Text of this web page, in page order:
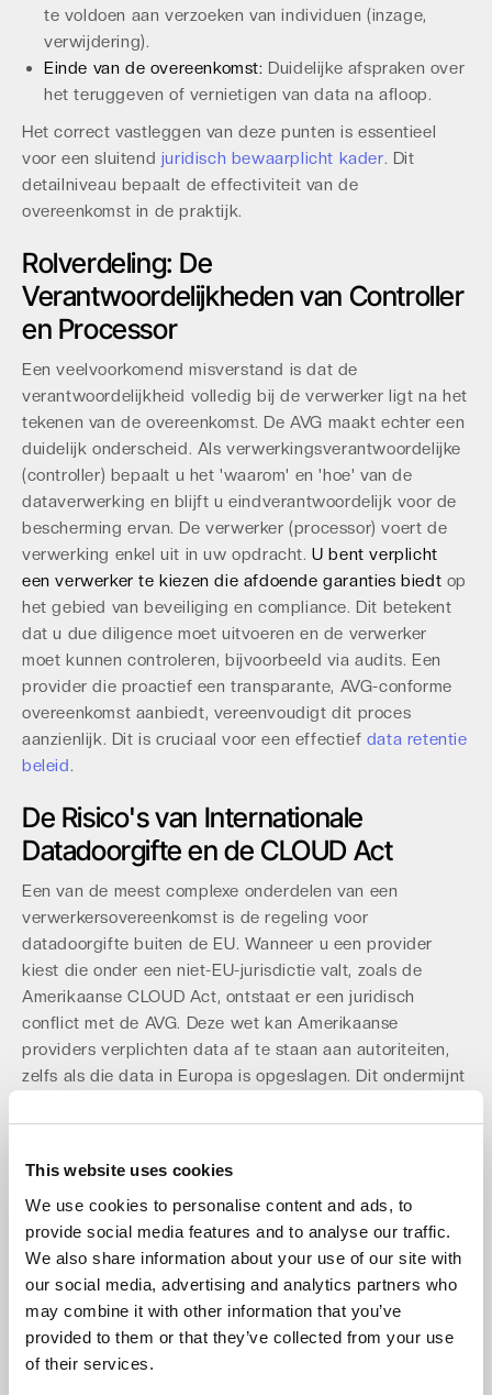
This website uses cookies
We use cookies to personalise content and ads, to
provide social media features and to analyse our traffic.
We also share information about your use of our site with
our social media, advertising and analytics partners who
may combine it with other information that you’ve
provided to them or that they’ve collected from your use
of their services.
te voldoen aan verzoeken van individuen (inzage,
verwijdering).
Einde van de overeenkomst: Duidelijke afspraken over
het teruggeven of vernietigen van data na afloop.
Het correct vastleggen van deze punten is essentieel
voor een sluitend juridisch bewaarplicht kader. Dit
detailniveau bepaalt de effectiviteit van de
overeenkomst in de praktijk.
Rolverdeling: De
Verantwoordelijkheden van Controller
en Processor
Een veelvoorkomend misverstand is dat de
verantwoordelijkheid volledig bij de verwerker ligt na het
tekenen van de overeenkomst. De AVG maakt echter een
duidelijk onderscheid. Als verwerkingsverantwoordelijke
(controller) bepaalt u het 'waarom' en 'hoe' van de
dataverwerking en blijft u eindverantwoordelijk voor de
bescherming ervan. De verwerker (processor) voert de
verwerking enkel uit in uw opdracht.U bent verplicht
een verwerker te kiezen die afdoende garanties biedt op
het gebied van beveiliging en compliance. Dit betekent
dat u due diligence moet uitvoeren en de verwerker
moet kunnen controleren, bijvoorbeeld via audits. Een
provider die proactief een transparante, AVG-conforme
overeenkomst aanbiedt, vereenvoudigt dit proces
aanzienlijk. Dit is cruciaal voor een effectief data retentie
beleid.
De Risico's van Internationale
Datadoorgifte en de CLOUD Act
Een van de meest complexe onderdelen van een
verwerkersovereenkomst is de regeling voor
datadoorgifte buiten de EU. Wanneer u een provider
kiest die onder een niet-EU-jurisdictie valt, zoals de
Amerikaanse CLOUD Act, ontstaat er een juridisch
conflict met de AVG. Deze wet kan Amerikaanse
providers verplichten data af te staan aan autoriteiten,
zelfs als die data in Europa is opgeslagen. Dit ondermijnt
clausule die stelt dat data uitsluitend in EU-datacenters
datasoevereiniteit. Dit garandeert dat uw data onder de
exclusieve jurisdictie van de EU blijft. Het kiezen van een
Europese provider is de meest effectieve manier om dit
risico met 100% zekerheid uit te sluiten en een
waterdichtdisaster recovery plante waarborgen.
Sub-verwerkers: Het Beheersen van
de Toeleveringsketen